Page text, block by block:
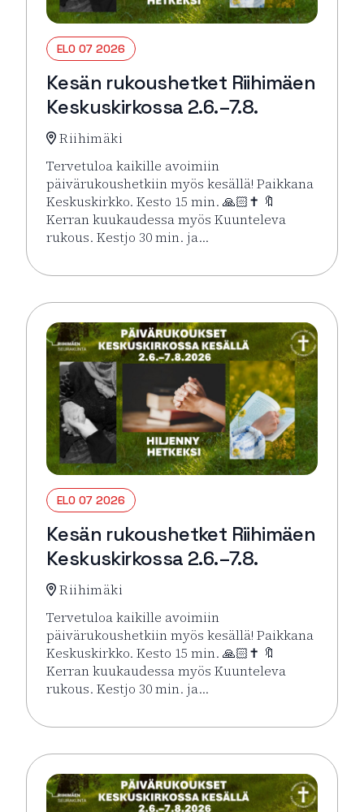
ELO 07 2026
Kesän rukoushetket Riihimäen
Keskuskirkossa 2.6.–7.8.
Riihimäki
Tervetuloa kaikille avoimiin
päivärukoushetkiin myös kesällä! Paikkana
Keskuskirkko. Kesto 15 min. 🙏🏻✝️ 🔖
Kerran kuukaudessa myös Kuunteleva
rukous. Kestjo 30 min. ja…
Lue lisää tapahtumasta Kesän rukoushetket
ELO 07 2026
Kesän rukoushetket Riihimäen
Keskuskirkossa 2.6.–7.8.
Riihimäki
Tervetuloa kaikille avoimiin
päivärukoushetkiin myös kesällä! Paikkana
Keskuskirkko. Kesto 15 min. 🙏🏻✝️ 🔖
Kerran kuukaudessa myös Kuunteleva
rukous. Kestjo 30 min. ja…
Lue lisää tapahtumasta Kesän rukoushetket